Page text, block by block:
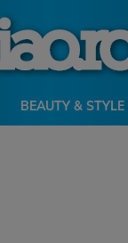
BEAUTY & STYLE